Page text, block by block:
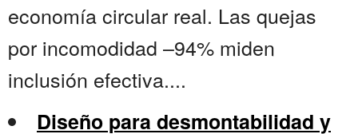
economía circular real. Las quejas
por incomodidad –94% miden
inclusión efectiva....
Diseño para desmontabilidad y